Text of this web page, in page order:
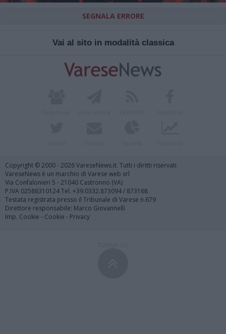
SEGNALA ERRORE
Vai al sito in modalità classica
Copyright © 2000 - 2026 VareseNews.it. Tutti i diritti riservati
VareseNews è un marchio di Varese web srl
Via Confalonieri 5 - 21040 Castronno (VA)
P.IVA 02588310124 Tel. +39.0332.873094 / 873168
Testata registrata presso il Tribunale di Varese n.679
Direttore responsabile: Marco Giovannelli
Imp. Cookie - Cookie - Privacy